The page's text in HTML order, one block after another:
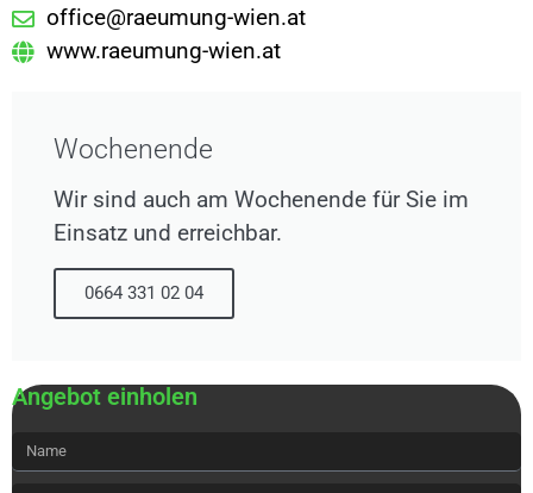
office@raeumung-wien.at
www.raeumung-wien.at
Wochenende
Wir sind auch am Wochenende für Sie im
Einsatz und erreichbar.
0664 331 02 04
Angebot einholen